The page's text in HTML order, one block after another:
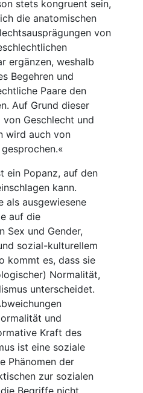
stets kongruent sein,
die anatomischen
von
ergänzen, weshalb
Begehren und
Paare den
Auf Grund dieser
Geschlecht und
wird auch von
ein Popanz, auf den
kann.
als ausgewiesene
auf die
Sex und Gender,
sozial-kulturellem
kommt es, dass sie
Normalität,
unterscheidet.
und
Kraft des
ist eine soziale
Phänomen der
zur sozialen
Begriffe nicht